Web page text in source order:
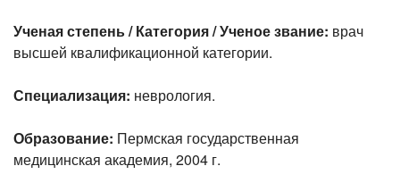
Ученая степень / Категория / Ученое звание: врач
высшей квалификационной категории.
Специализация: неврология.
Образование: Пермская государственная
медицинская академия, 2004 г.